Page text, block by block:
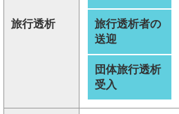
旅行透析
旅行透析者の
送迎
団体旅行透析
受入